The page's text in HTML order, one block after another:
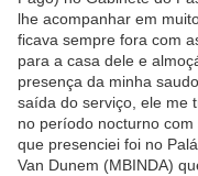
lhe acompanhar em
ficava sempre fora com
para a casa dele e
presença da minha
saída do serviço, ele me
no período nocturno
que presenciei foi no
Van Dunem (MBINDA)